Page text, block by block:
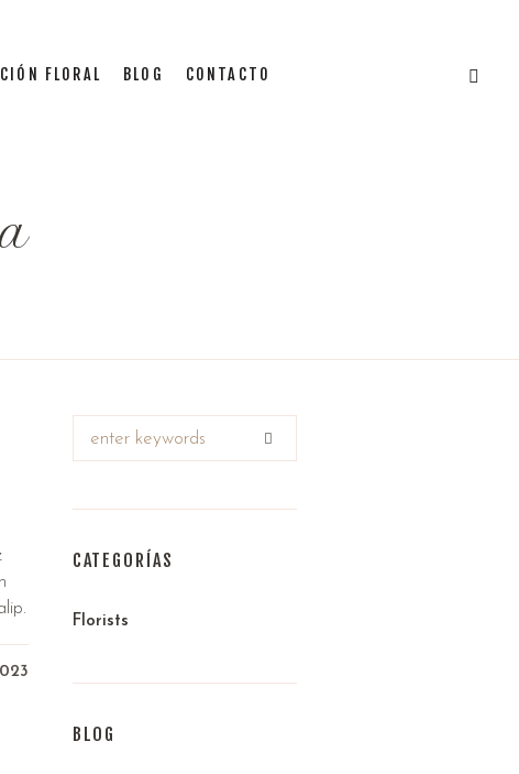
FLORAL BLOG CONTACTO
CATEGORÍAS
Florists
BLOG